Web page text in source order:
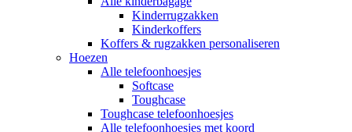
Kinderrugzakken
Kinderkoffers
Koffers & rugzakken personaliseren
Hoezen
Alle telefoonhoesjes
Softcase
Toughcase
Toughcase telefoonhoesjes
Alle telefoonhoesjes met koord